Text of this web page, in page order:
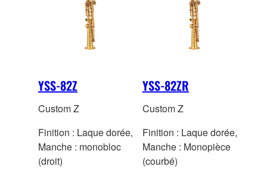
YSS-82Z
Custom Z
Finition : Laque dorée,
Manche : monobloc
(droit)
YSS-82ZR
Custom Z
Finition : Laque dorée,
Manche : Monopièce
(courbé)